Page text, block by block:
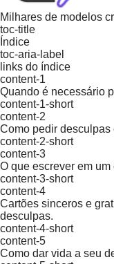
Milhares de modelos
toc-title
Índice
toc-aria-label
links do índice
content-1
Quando é necessário
content-1-short
content-2
Como pedir
content-2-short
content-3
O que escrever em
content-3-short
content-4
Cartões sinceros e
desculpas.
content-4-short
content-5
Como dar vida a seu